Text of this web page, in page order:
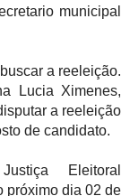
municipal
a reeleição.
Lucia Ximenes,
a reeleição
de candidato.
Eleitoral
próximo dia 02 de